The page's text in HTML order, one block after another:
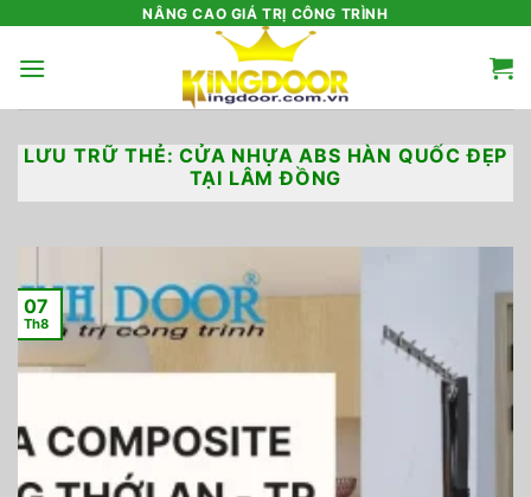
nội
NÂNG CAO GIÁ TRỊ CÔNG TRÌNH
LƯU TRỮ THẺ:CỬA NHỰA ABS HÀN QUỐC ĐẸP
TẠI LÂM ĐỒNG
07
Th8